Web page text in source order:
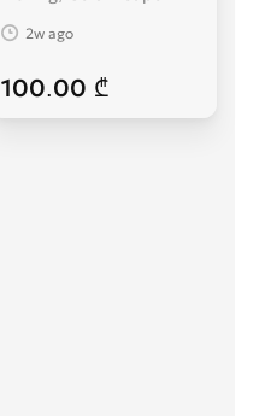
2w ago
100.00 ₾